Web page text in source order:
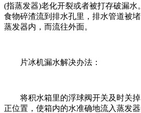
(指蒸发器)老化开裂或者被打存破漏水
食物碎渣流到排水孔里，排水管道被
蒸发器内，而流往外面。
片冰机漏水解决办法：
将积水箱里的浮球阀开关及时关掉
正位置，使箱内的水准确地流入蒸发